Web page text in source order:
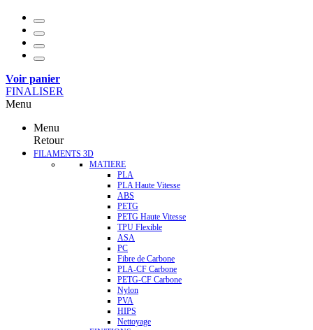
Voir panier
FINALISER
Menu
Menu
Retour
FILAMENTS 3D
MATIERE
PLA
PLA Haute Vitesse
ABS
PETG
PETG Haute Vitesse
TPU Flexible
ASA
PC
Fibre de Carbone
PLA-CF Carbone
PETG-CF Carbone
Nylon
PVA
HIPS
Nettoyage